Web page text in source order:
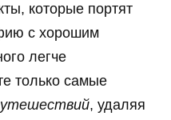
которые портят
с хорошим
легче
только самые
, удаляя